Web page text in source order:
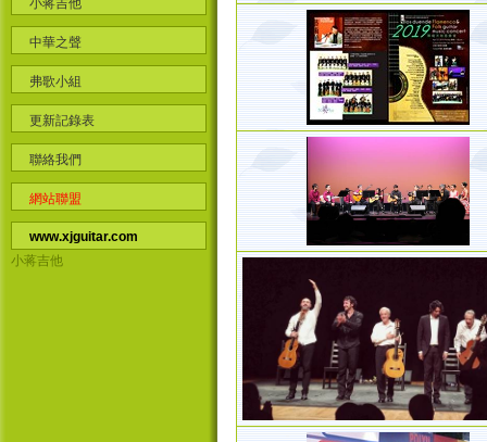
小蒋吉他
中華之聲
弗歌小組
更新記錄表
聯絡我們
網站聯盟
www.xjguitar.com
小蒋吉他